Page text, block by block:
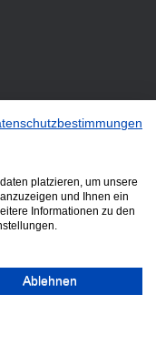
platzieren, um unsere
und Ihnen ein
Informationen zu den
Ablehnen